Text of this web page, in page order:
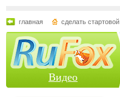
главная сделать стартовой
Видео